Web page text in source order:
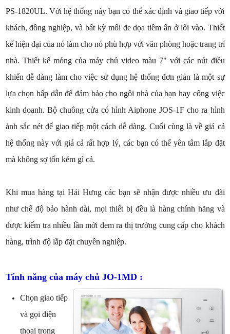
PS-1820UL. Với hệ thống này bạn có thể xác định và giao tiếp với
khách, đồng nghiệp, và bất kỳ mối đe dọa tiềm ẩn ở lối vào. Thiết
kế hiện đại của nó làm cho nó phù hợp với văn phòng hoặc trang trí
nhà. Thiết kế mỏng của máy chủ video màu 7" với các nút điều
khiển dễ dàng làm cho việc sử dụng hệ thống đơn giản là một sự
lựa chọn hấp dẫn để đảm bảo cho ngôi nhà của bạn hay công việc
kinh doanh. Bộ chuông cửa có hình Aiphone JOS-1F cho ra hình
ảnh sắc nét để giao tiếp một cách dễ dàng. Cuối cùng là về giá cả
hệ thống này với giá cả rất hợp lý, các bạn có thể yên tâm lắp đặt
mà không sợ tốn kém gì cả.
Khi mua hàng tại Hải Hưng các bạn sẽ nhận được nhiều ưu đãi
như chế độ bảo hành dài, mọi thiết bị đều là hàng chính hãng và
được kiểm tra nhiều lần mới đem ra thị trường cung cấp cho khách
hàng, trình độ lắp đặt chuyên nghiệp.
Tính năng của máy chủ JO-1MD :
Chọn giao tiếp
và gọi điện
thoại trong